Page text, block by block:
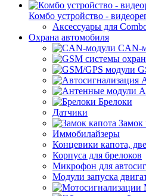
Комбо устройство -
Аксессуары для
Охрана автомобиля
CAN-
Брелоки
Датчики
Замок
Иммобилайзеры
Концевики капота,
Корпуса для брелоков
Микрофон для
Модули запуска